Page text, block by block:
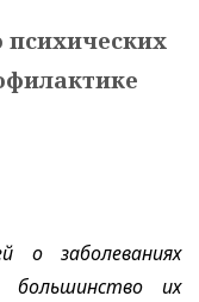
о заболеваниях
большинство их